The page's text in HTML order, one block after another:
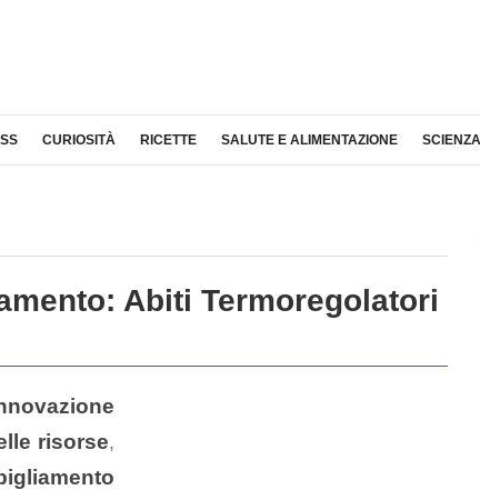
CURIOSITÀ RICETTE SALUTE E ALIMENTAZIONE
Abiti Termoregolatori
risorse,